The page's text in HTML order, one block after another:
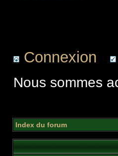
Connexion
Nous sommes
Index du forum